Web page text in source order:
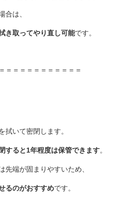
合は、
き取ってやり直し可能です。
＝＝＝＝＝＝＝＝＝＝＝
拭いて密閉します。
すると1年程度は保管できます。
端が固まりやすいため、
るのがおすすめです。